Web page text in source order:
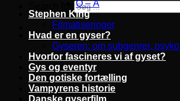
O – Å
Stephen King
Filmatiseringer
Hvad er en gyser?
Gyseren: om subgenrer,
Hvorfor fascineres vi af gyset?
Gys og eventyr
Den gotiske fortælling
Vampyrens historie
Danske gyserfilm